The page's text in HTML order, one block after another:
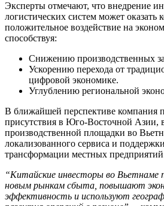
Эксперты отмечают, что внедрение
логистических систем может оказать
положительное воздействие на
способствуя:
Снижению производственных
Ускорению перехода от
цифровой экономике.
Углублению региональной
В ближайшей перспективе компания
присутствия в Юго-Восточной Азии,
производственной площадки во
локализованного сервиса и
трансформации местных
“Китайские инвесторы во Вьетнаме
новым рынкам сбыта, повышают
эффективность и используют